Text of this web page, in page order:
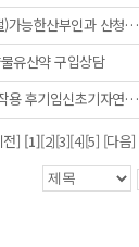
경상남도 낙태(중절)가능한산부인과 산청군...
유산약 구입상담
미프진 복용 후 부작용 후기임신초기자연낙...
전] [1][2][3][4][5] [다음]